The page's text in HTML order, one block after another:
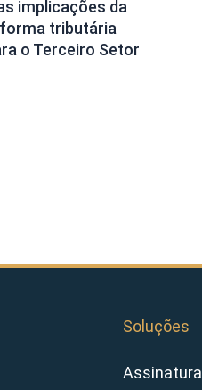
implicações da
tributária
o Terceiro Setor
Soluções
Assinatura